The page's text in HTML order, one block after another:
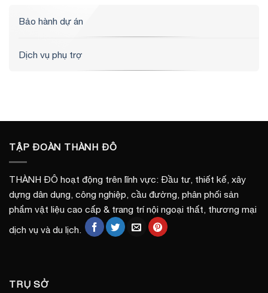
Bảo hành dự án
Dịch vụ phụ trợ
TẬP ĐOÀN THÀNH ĐÔ
THÀNH ĐÔ hoạt động trên lĩnh vực: Đầu tư, thiết kế, xây
dựng dân dụng, công nghiệp, cầu đường, phân phối sản
phẩm vật liệu cao cấp & trang trí nội ngoại thất, thương mại
dịch vụ và du lịch.
TRỤ SỞ